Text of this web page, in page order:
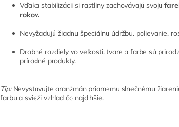
Vďaka stabilizácii si rastliny zachovávajú svoju
rokov.
Nevyžadujú žiadnu špeciálnu údržbu, polievanie,
Drobné rozdiely vo veľkosti, tvare a farbe sú
prírodné produkty.
Tip:Nevystavujte aranžmán priamemu slnečnému
farbu a svieži vzhľad čo najdlhšie.